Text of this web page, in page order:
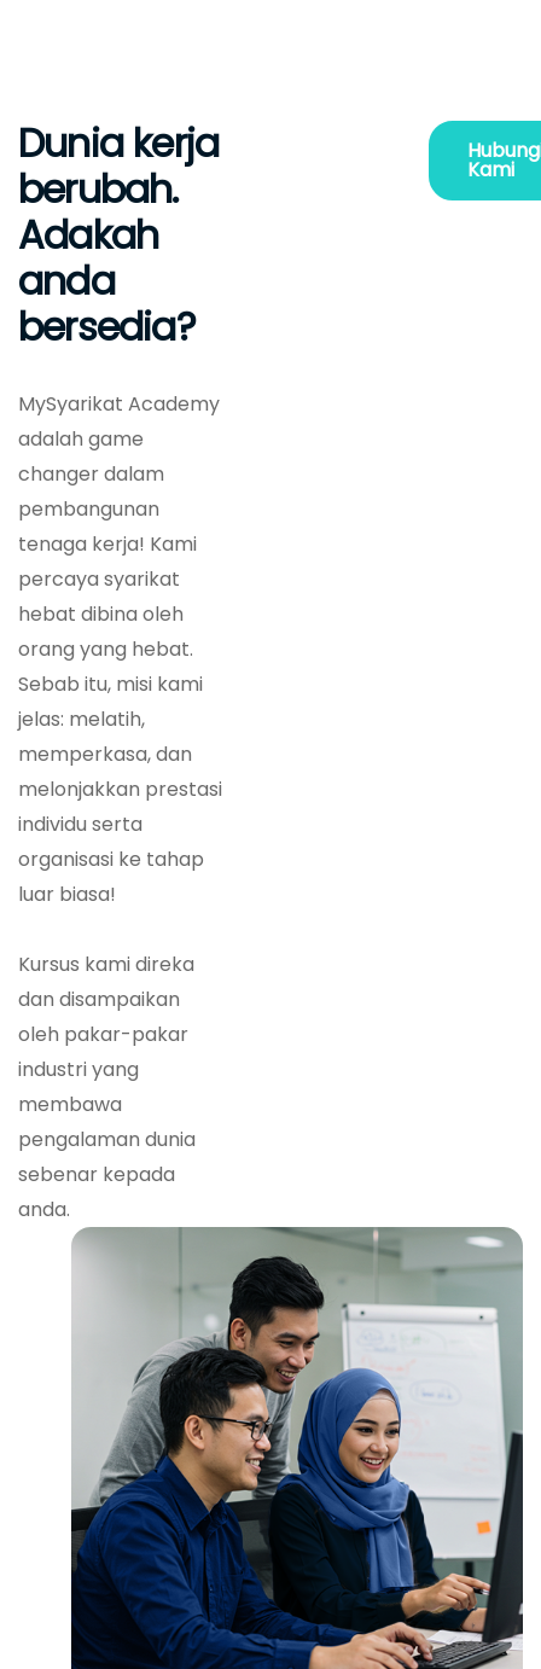
Dunia kerja
berubah.
Adakah
anda
bersedia?
MySyarikat Academy
adalah game
changer dalam
pembangunan
tenaga kerja! Kami
percaya syarikat
hebat dibina oleh
orang yang hebat.
Sebab itu, misi kami
jelas: melatih,
memperkasa, dan
melonjakkan prestasi
individu serta
organisasi ke tahap
luar biasa!
Kursus kami direka
dan disampaikan
oleh pakar-pakar
industri yang
membawa
pengalaman dunia
sebenar kepada
anda.
Kami